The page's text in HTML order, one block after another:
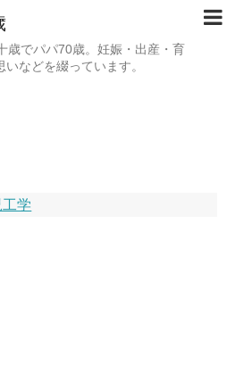
歳でパパ70歳。妊娠・出産・育
などを綴っています。
学